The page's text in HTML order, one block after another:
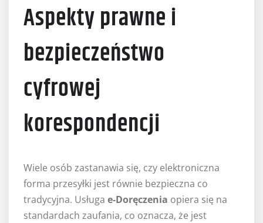
Aspekty prawne i
bezpieczeństwo
cyfrowej
korespondencji
Wiele osób zastanawia się, czy elektroniczna
forma przesyłki jest równie bezpieczna co
tradycyjna. Usługa e-Doręczenia opiera się na
standardach zaufania, co oznacza, że jest